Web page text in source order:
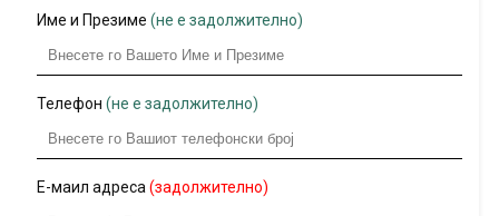
Име и Презиме (не е задолжително)
Телефон (не е задолжително)
Е-маил адреса (задолжително)